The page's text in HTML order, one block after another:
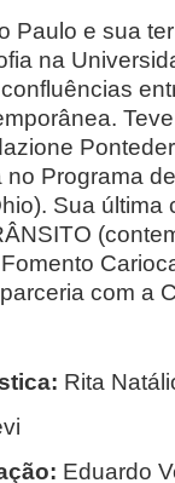
Paulo e sua
na
Programa
Sua última
com a
Rita
ção: Eduardo